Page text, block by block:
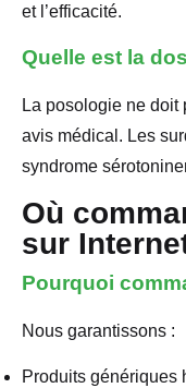
et l’efficacité.
Quelle est la
La posologie ne doit
avis médical. Les
syndrome
Où
sur
Pourquoi
Nous garantissons :
Produits génériques